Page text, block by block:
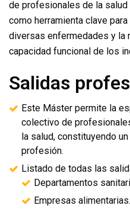
de profesionales de la salud
como herramienta clave
diversas enfermedades y la
capacidad funcional de los
Salidas
Este Máster permite la
colectivo de
la salud, constituyendo
profesión.
Listado de todas las
Departamentos
Empresas alimentarias.